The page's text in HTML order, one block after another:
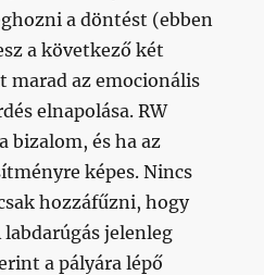
a döntést (ebben
a következő két
az emocionális
elnapolása. RW
bizalom, és ha az
képes. Nincs
hozzáfűzni, hogy
jelenleg
a pályára lépő